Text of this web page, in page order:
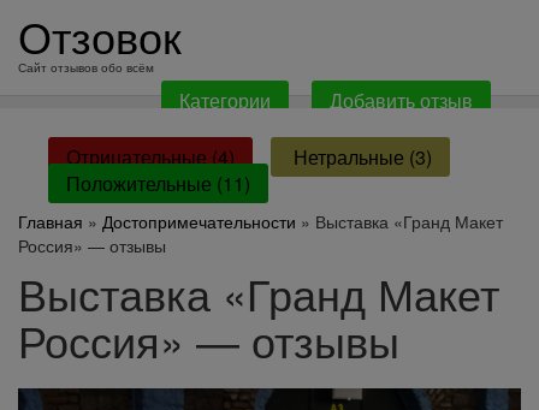
содержанию
Отзовок
Сайт отзывов обо всём
Категории Добавить отзыв
Отрицательные (4)
Нетральные (3)
Положительные (11)
Главная » Достопримечательности » Выставка «Гранд Макет
Россия» — отзывы
Выставка «Гранд Макет
Россия» — отзывы